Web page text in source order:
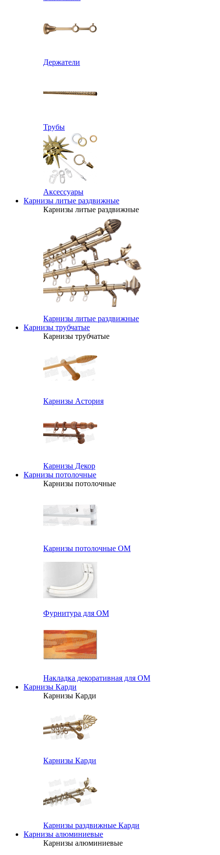
Держатели
Трубы
Аксессуары
Карнизы литые раздвижные
Карнизы литые раздвижные
Карнизы литые раздвижные
Карнизы трубчатые
Карнизы трубчатые
Карнизы Астория
Карнизы Декор
Карнизы потолочные
Карнизы потолочные
Карнизы потолочные ОМ
Фурнитура для ОМ
Накладка декоративная для ОМ
Карнизы Карди
Карнизы Карди
Карнизы Карди
Карнизы раздвижные Карди
Карнизы алюминиевые
Карнизы алюминиевые